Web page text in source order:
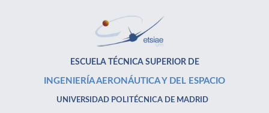
ESCUELA TÉCNICA SUPERIOR DE
INGENIERÍA AERONÁUTICA Y DEL ESPACIO
UNIVERSIDAD POLITÉCNICA DE MADRID